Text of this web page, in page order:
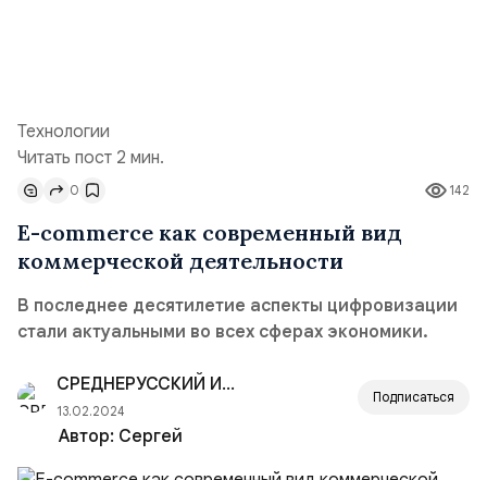
Технологии
Читать пост 2 мин.
142
0
E-commerce как современный вид
коммерческой деятельности
В последнее десятилетие аспекты цифровизации
стали актуальными во всех сферах экономики.
СРЕДНЕРУССКИЙ ИНСТИТУТ УПРАВЛЕНИЯ — РАНХиГС
13.02.2024
Подписаться
Автор: Сергей